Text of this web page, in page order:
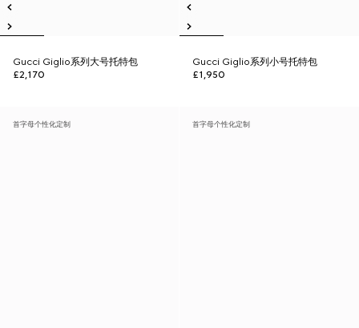
Gucci Giglio系列大号托特包
£2,170
Gucci Giglio系列小号托特包
£1,950
首字母个性化定制 首字母个性化定制